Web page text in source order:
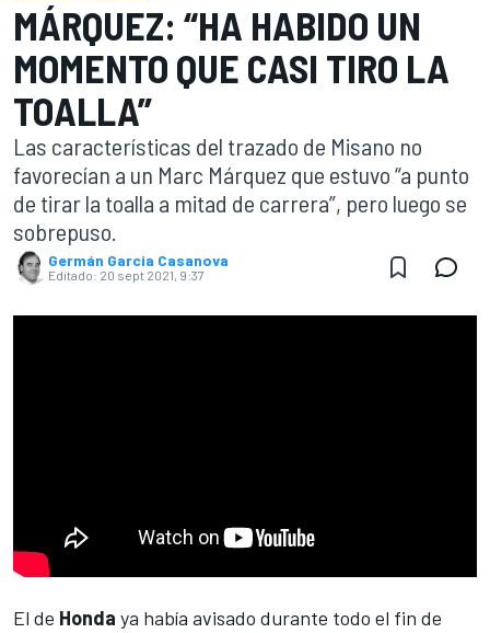
MÁRQUEZ: “HA HABIDO UN
MOMENTO QUE CASI TIRO LA
TOALLA”
Las características del trazado de Misano no
favorecían a un Marc Márquez que estuvo “a punto
de tirar la toalla a mitad de carrera”, pero luego se
sobrepuso.
Germán Garcia Casanova
Editado: 20 sept 2021, 9:37
El de Honda ya había avisado durante todo el fin de